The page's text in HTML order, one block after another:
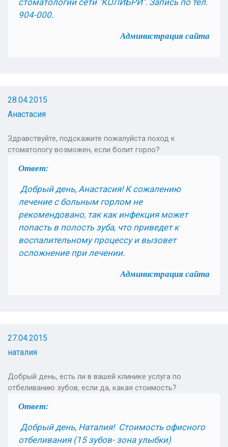
стоматологии сети "КОЛИБРИ". Запись по тел.
904-000.
Администрация сайта
28.04.2015
Анастасия
Здравствуйте, подскажите пожалуйста поход к
стоматологу возможен, если болит горло?
Ответ:
Добрый день, Анастасия! К сожалению
лечение с больным горлом не
рекомендовано, так как инфекция может
попасть в полость зуба, что приведет к
воспалительному процессу и вызовет
осложнение при лечении.
Администрация сайта
27.04.2015
наталия
Добрый день, есть ли в вашей клинике услуга по
отбеливанию зубов, если да, какая стоимость?
Ответ:
Добрый день, Наталия! Стоимость офисного
отбеливания (15 зубов- зона улыбки)